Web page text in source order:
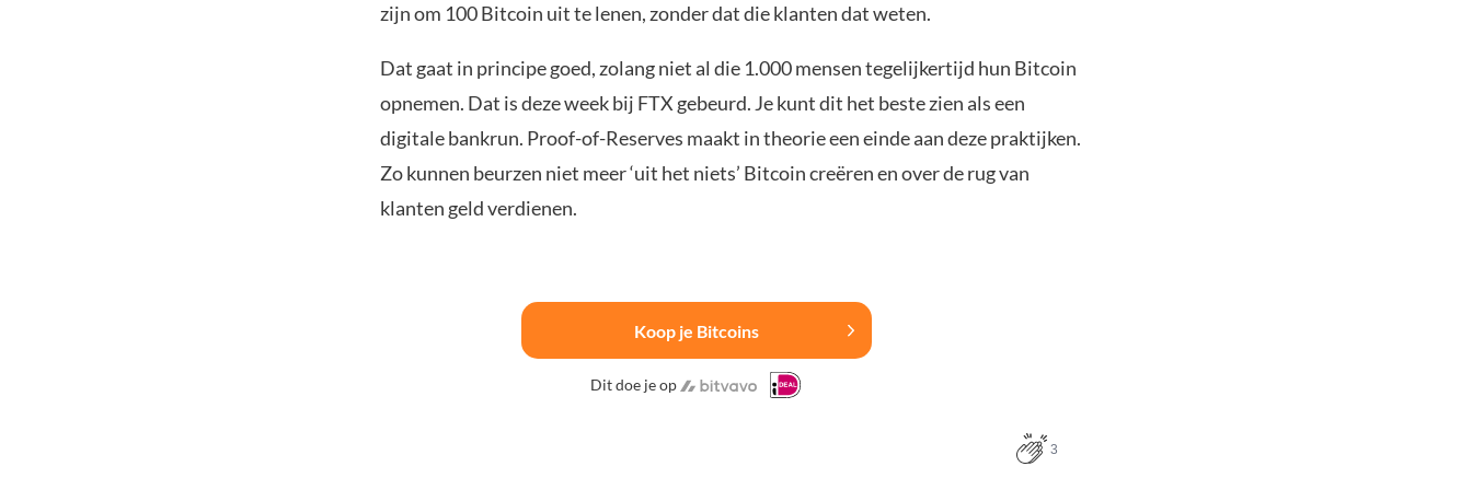
zijn om 100 Bitcoin uit te lenen, zonder dat die klanten dat weten.
Dat gaat in principe goed, zolang niet al die 1.000 mensen tegelijkertijd hun Bitcoin
opnemen. Dat is deze week bij FTX gebeurd. Je kunt dit het beste zien als een
digitale bankrun. Proof-of-Reserves maakt in theorie een einde aan deze praktijken.
Zo kunnen beurzen niet meer ‘uit het niets’ Bitcoin creëren en over de rug van
klanten geld verdienen.
Koop je Bitcoins
Dit doe je op
3